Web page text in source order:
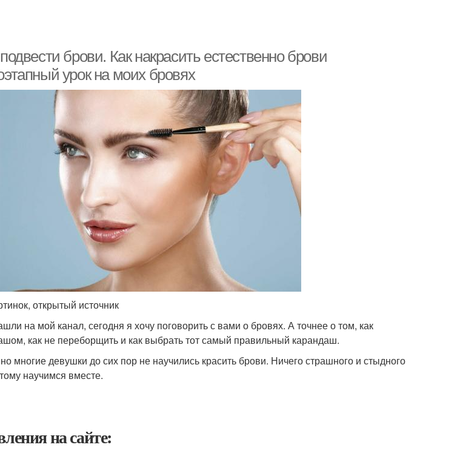
брови. Как накрасить естественно брови
урок на моих бровях
открытый источник
на мой канал, сегодня я хочу поговорить с вами о бровях. А точнее о том, как
как не переборщить и как выбрать тот самый правильный карандаш.
многие девушки до сих пор не научились красить брови. Ничего страшного и стыдного
научимся вместе.
на сайте: